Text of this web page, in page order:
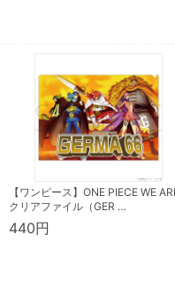
【ワンピース】ONE PIECE WE
クリアファイル（GER …
440円